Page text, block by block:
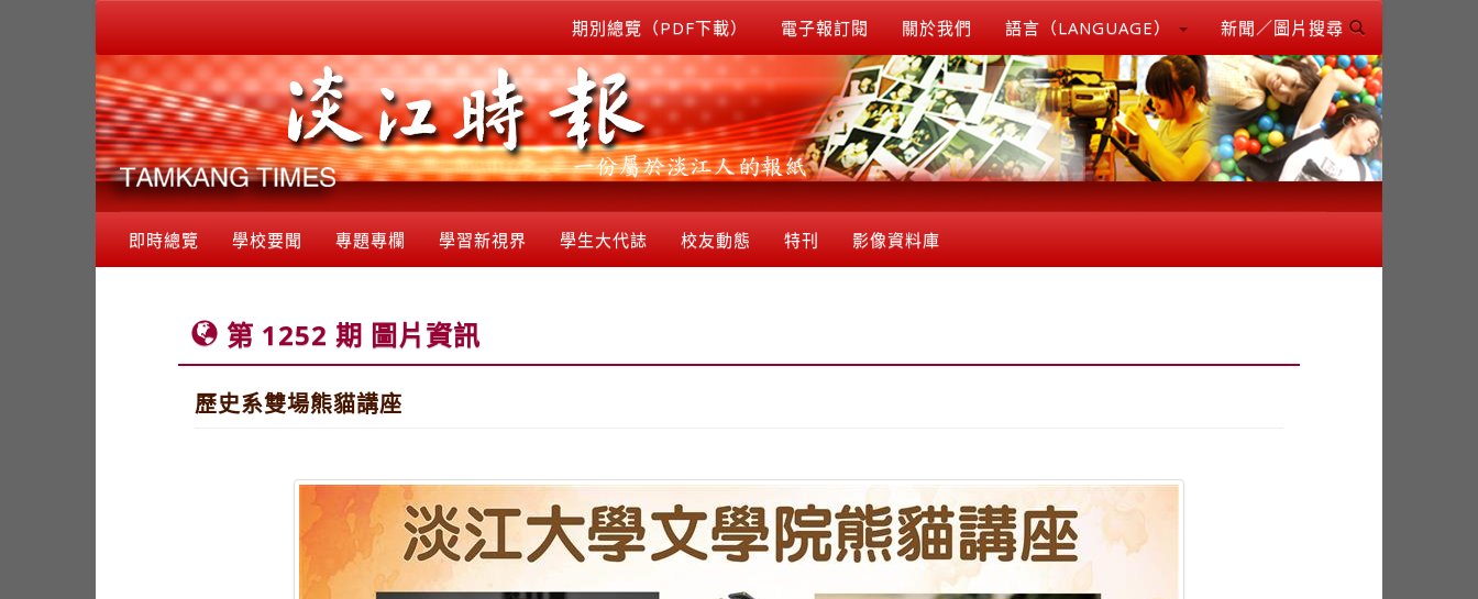
期別總覽（PDF下載） 電子報訂閱 關於我們 語言（LANGUAGE） 新聞／圖片搜尋
即時總覽 學校要聞 專題專欄 學習新視界 學生大代誌 校友動態 特刊 影像資料庫
第 1252 期 圖片資訊
歷史系雙場熊貓講座